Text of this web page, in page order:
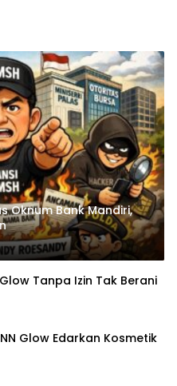
Oknum Bank Mandiri,
Tanpa Izin Tak Berani
Glow Edarkan Kosmetik